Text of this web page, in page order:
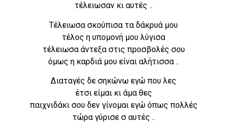
τέλειωσαν κι αυτές ..
Τέλειωσα σκούπισα τα δάκρυά μου
τέλος η υπομονή μου λύγισα
τέλειωσα άντεξα στις προσβολές σου
όμως η καρδιά μου είναι αλήτισσα ..
Διαταγές δε σηκώνω εγώ που λες
έτσι είμαι κι άμα θες
παιχνιδάκι σου δεν γίνομαι εγώ όπως πολλές
τώρα γύρισε σ αυτές ..